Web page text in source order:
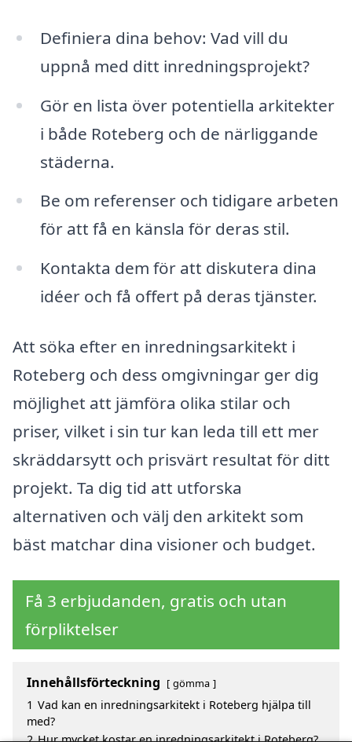
Definiera dina behov: Vad vill du
uppnå med ditt inredningsprojekt?
Gör en lista över potentiella arkitekter
i både Roteberg och de närliggande
städerna.
Be om referenser och tidigare arbeten
för att få en känsla för deras stil.
Kontakta dem för att diskutera dina
idéer och få offert på deras tjänster.
Att söka efter en inredningsarkitekt i
Roteberg och dess omgivningar ger dig
möjlighet att jämföra olika stilar och
priser, vilket i sin tur kan leda till ett mer
skräddarsytt och prisvärt resultat för ditt
projekt. Ta dig tid att utforska
alternativen och välj den arkitekt som
bäst matchar dina visioner och budget.
Få 3 erbjudanden, gratis och utan
förpliktelser
Innehållsförteckning gömma
1 Vad kan en inredningsarkitekt i Roteberg hjälpa till
med?